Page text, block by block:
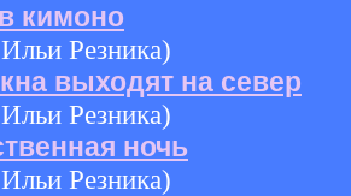
кимоно
Резника)
выходят на север
Резника)
ночь
Резника)